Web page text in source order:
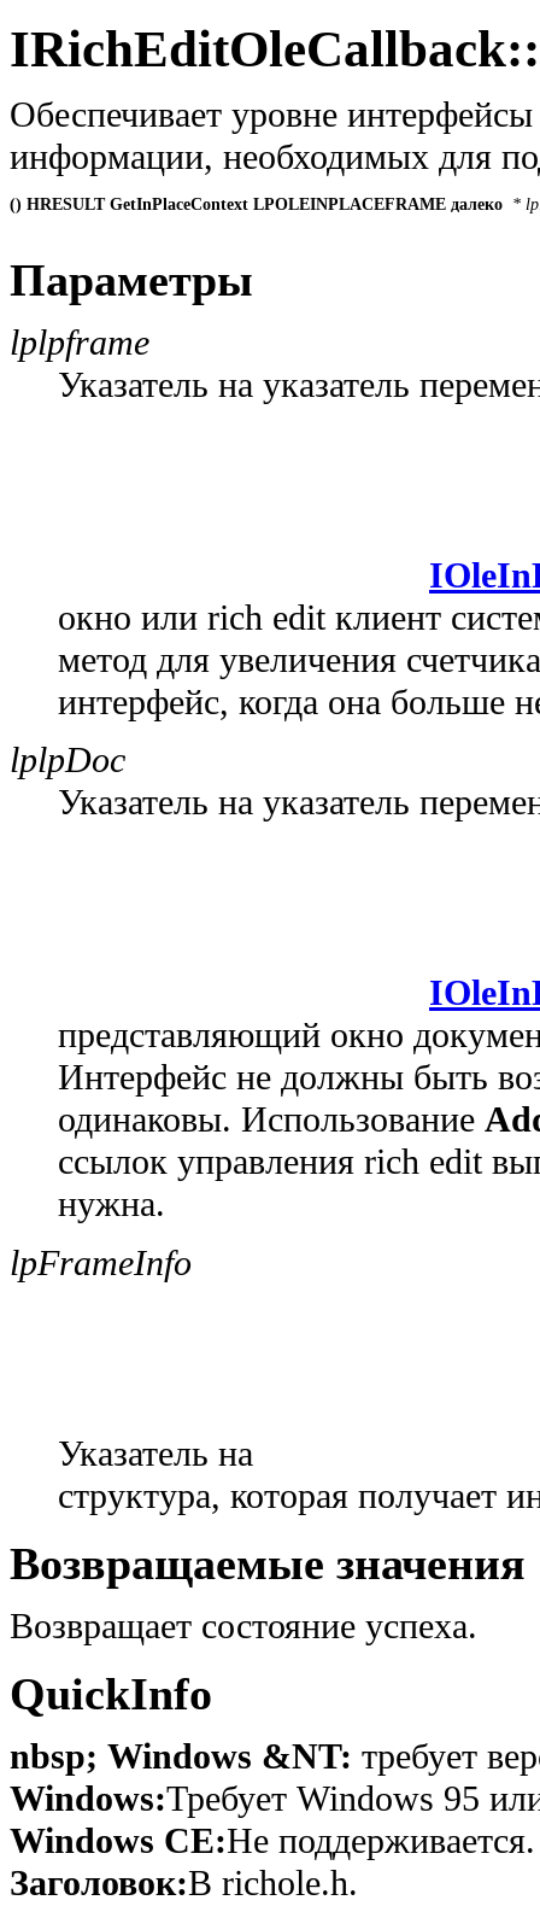
Обеспечивает уровне
информации, необходимых для
() HRESULT GetInPlaceContext LPOLEINPLACEFRAME далеко *
Параметры
lplpframe
Указатель на указатель
окно или rich edit клиент
метод для увеличения
интерфейс, когда она больше
lplpDoc
Указатель на указатель
представляющий окно
Интерфейс не должны быть
одинаковы. Использование
ссылок управления rich edit
нужна.
lpFrameInfo
Указатель на
структура, которая получает
Возвращаемые значения
Возвращает состояние успеха.
QuickInfo
nbsp; Windows &NT: требует
Windows:Требует Windows 95
Windows CE:Не поддерживается.
Заголовок:В richole.h.